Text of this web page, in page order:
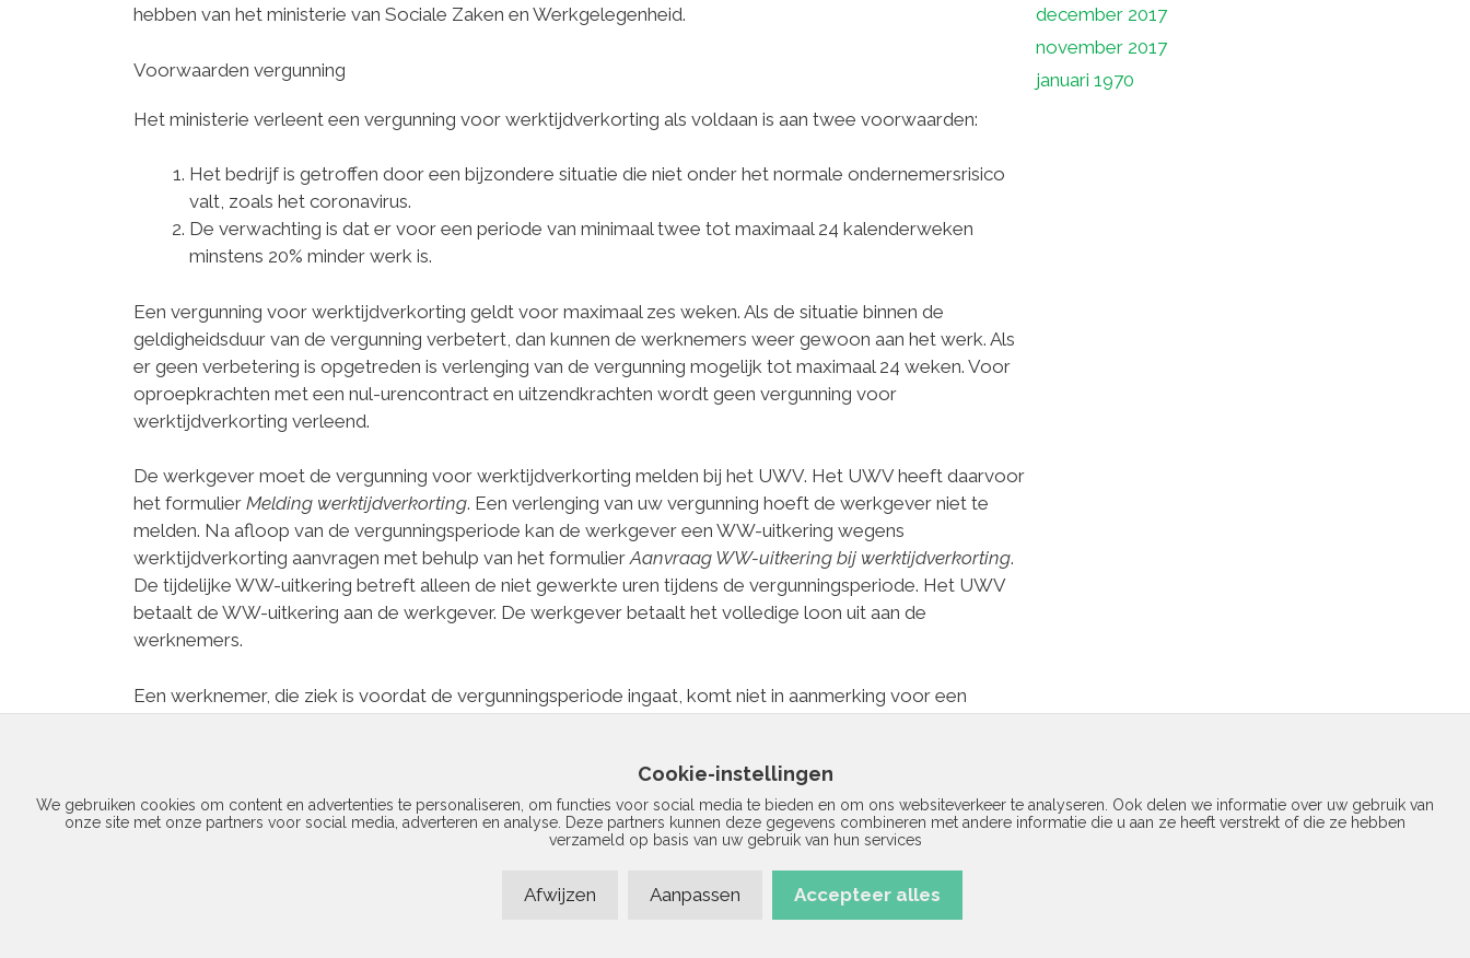
hebben van het ministerie van Sociale Zaken en Werkgelegenheid.
Voorwaarden vergunning
Het ministerie verleent een vergunning voor werktijdverkorting als voldaan is aan twee voorwaarden:
Het bedrijf is getroffen door een bijzondere situatie die niet onder het normale ondernemersrisico
valt, zoals het coronavirus.
De verwachting is dat er voor een periode van minimaal twee tot maximaal 24 kalenderweken
minstens 20% minder werk is.
Een vergunning voor werktijdverkorting geldt voor maximaal zes weken. Als de situatie binnen de
geldigheidsduur van de vergunning verbetert, dan kunnen de werknemers weer gewoon aan het werk. Als
er geen verbetering is opgetreden is verlenging van de vergunning mogelijk tot maximaal 24 weken. Voor
oproepkrachten met een nul-urencontract en uitzendkrachten wordt geen vergunning voor
werktijdverkorting verleend.
De werkgever moet de vergunning voor werktijdverkorting melden bij het UWV. Het UWV heeft daarvoor
het formulier Melding werktijdverkorting. Een verlenging van uw vergunning hoeft de werkgever niet te
melden. Na afloop van de vergunningsperiode kan de werkgever een WW-uitkering wegens
werktijdverkorting aanvragen met behulp van het formulierAanvraag WW-uitkering bij werktijdverkorting.
De tijdelijke WW-uitkering betreft alleen de niet gewerkte uren tijdens de vergunningsperiode. Het UWV
betaalt de WW-uitkering aan de werkgever. De werkgever betaalt het volledige loon uit aan de
werknemers.
Een werknemer, die ziek is voordat de vergunningsperiode ingaat, komt niet in aanmerking voor een
Categorieën
Sociale verzekeringen
Gedeeltelijke ontbinding arbeidscontract niet mogelijk
december 2017
november 2017
januari 1970
Cookie-instellingen
We gebruiken cookies om content en advertenties te personaliseren, om functies voor social media te bieden en om ons websiteverkeer te analyseren. Ook delen we informatie over uw gebruik van
onze site met onze partners voor social media, adverteren en analyse. Deze partners kunnen deze gegevens combineren met andere informatie die u aan ze heeft verstrekt of die ze hebben
verzameld op basis van uw gebruik van hun services
Afwijzen Aanpassen Accepteer alles